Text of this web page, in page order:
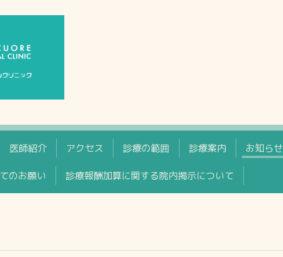
医師紹介 アクセス 診療の範囲 診療案内 お知らせ
のお願い 診療報酬加算に関する院内掲示について